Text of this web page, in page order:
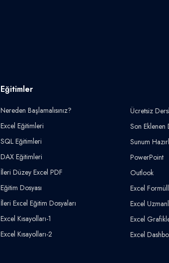
Eğitimler
Nereden Başlamalısınız?
Excel Eğitimleri
SQL Eğitimleri
DAX Eğitimleri
İleri Düzey Excel PDF
Eğitim Dosyası
İleri Excel Eğitim Dosyaları
Excel Kısayolları-1
Excel Kısayolları-2
Ücretsiz
Son Eklenen
Sunum
PowerPoint
Outlook
Excel
Excel
Excel
Excel